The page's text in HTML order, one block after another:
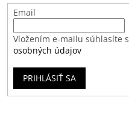
Email
Vložením e-mailu súhlasíte s
osobných údajov
PRIHLÁSIŤ SA